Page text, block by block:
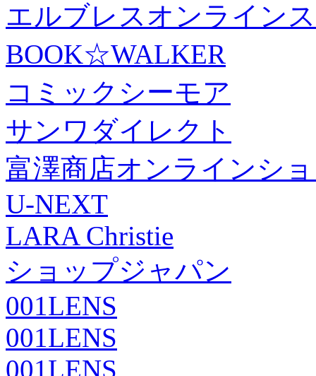
エルブレスオンライン
BOOK☆WALKER
コミックシーモア
サンワダイレクト
富澤商店オンラインシ
U-NEXT
LARA Christie
ショップジャパン
001LENS
001LENS
001LENS